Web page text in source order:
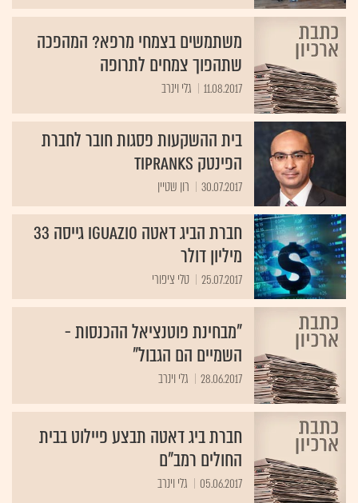
משתמשים בצמחי מרפא? המהפכה
שתהפוך צמחים לתרופה
11.08.2017 גלי וינרב
בית ההשקעות פסגות חובר לחברת
הפינטק TipRanks
30.07.2017 רון שטיין
חברת הביג דאטה iguazio גייסה 33
מיליון דולר
25.07.2017 טלי ציפורי
"מבחינת פוטנציאל ההכנסות -
השמיים הם הגבול"
28.06.2017 גלי וינרב
חברת ביג דאטה תבצע פיילוט בבית
החולים רמב"ם
05.06.2017 גלי וינרב